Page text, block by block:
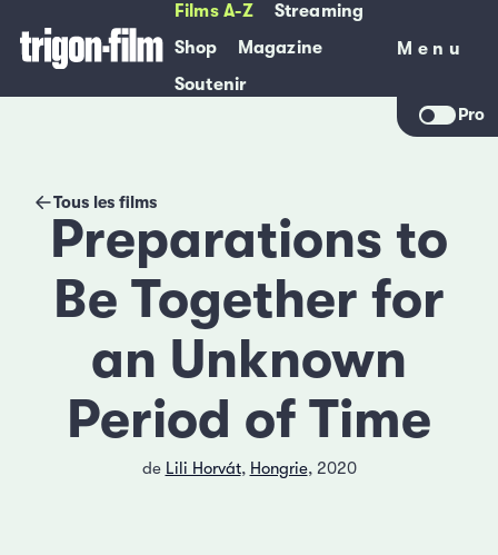
Films A-Z
Streaming
Shop
Magazine
Soutenir
Menu
Menu
Pro
Tous les films
Preparations to
Be Together for
an Unknown
Period of Time
de Lili Horvát, Hongrie, 2020